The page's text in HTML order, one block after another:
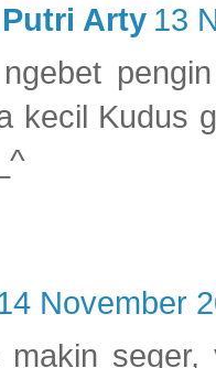
Arty 13
kecil Kudus
November
makin